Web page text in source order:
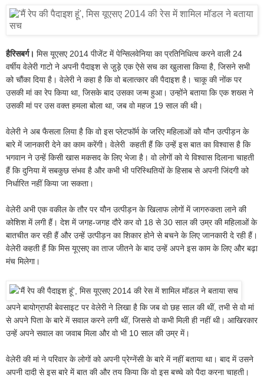
हैरिसबर्ग। मिस यूएसए 2014 पीजेंट में पेन्सिलवेनिया का प्रतिनिधित्व करने वाली 24
वर्षीय वेलेरी गाटो ने अपनी पैदाइश से जु़ड़े एक ऐसे सच का खुलासा किया है, जिसने सभी
को चौंका दिया है। वेलेरी ने कहा है कि वो बलात्कार की पैदाइश है। चाकू की नोंक पर
उसकी मां का रेप किया था, जिसके बाद उसका जन्म हुआ। उन्होंने बताया कि एक शख्स ने
उसकी मां पर उस वक्त हमला बोला था, जब वो महज 19 साल की थी।
वेलेरी ने अब फैसला लिया है कि वो इस प्लेटफॉर्म के जरिए महिलाओं को यौन उत्पीड़न के
बारे में जानकारी देने का काम करेंगी। वेलेरी कहती हैं कि उन्हें इस बात का विश्वास है कि
भगवान ने उन्हें किसी खास मकसद के लिए भेजा है। वो लोगों को ये विश्वास दिलाना चाहती
हैं कि दुनिया में सबकुछ संभव है और कभी भी परिस्थितियों के हिसाब से अपनी जिंदगी को
निर्धारित नहीं किया जा सकता।
वेलेरी अभी एक वकील के तौर पर यौन उत्पीड़न के खिलाफ लोगों में जागरुकता लाने की
कोशिश में लगी हैं। देश में जगह-जगह दौरे कर वो 18 से 30 साल की उम्र की महिलाओं के
बातचीत कर रही हैं और उन्हें उत्पीड़न का शिकार होने से बचने के लिए जानकारी दे रही हैं।
वेलेरी कहती हैं कि मिस यूएसए का ताज जीतने के बाद उन्हें अपने इस काम के लिए और बढ़ा
मंच मिलेगा।
अपने बायोग्राफी बेवसाइट पर वेलेरी ने लिखा है कि जब वो छह साल की थीं, तभी से वो मां
से अपने पिता के बारे में सवाल करने लगी थीं, जिससे वो कभी मिली ही नहीं थी। आखिरकार
उन्हें अपने सवाल का जवाब मिला और वो भी 10 साल की उम्र में।
वेलेरी की मां ने परिवार के लोगों को अपनी प्रेग्नेंसी के बारे में नहीं बताया था। बाद में उसने
अपनी दादी से इस बारे में बात की और तय किया कि वो इस बच्चे को पैदा करना चाहती।